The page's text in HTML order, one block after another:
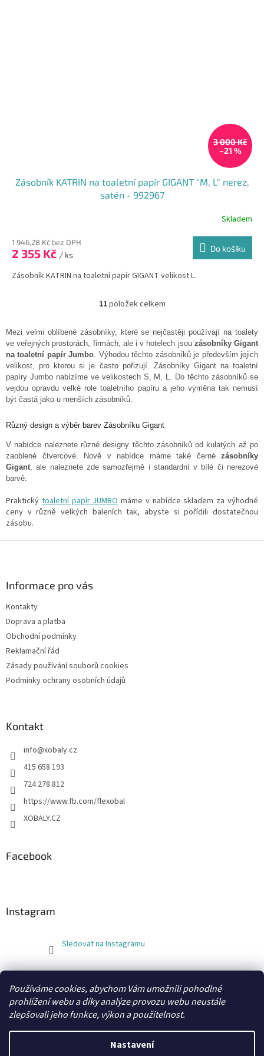
Používáme cookies, abychom Vám umožnili pohodlné
prohlížení webu a díky analýze provozu webu neustále
zlepšovali jeho funkce, výkon a použitelnost.
Nastavení
3 000 Kč
–21 %
Zásobník KATRIN na toaletní papír GIGANT "M, L" nerez,
satén - 992967
Skladem
1 946,28 Kč bez DPH
2 355 Kč / ks
Do košíku
Zásobník KATRIN na toaletní papír GIGANT velikost L.
O
l
á
d
a
c
í
p
v
k
y
v
ý
s
u
11položek celkem
Mezi velmi oblíbené zásobníky, které se nejčastěji používají na toalety
ve veřejných prostorách, firmách, ale i v hotelech jsou zásobníky Gigant
na toaletní papír Jumbo. Výhodou těchto zásobníků je především jejich
velikost, pro kterou si je často pořizují. Zásobníky Gigant na toaletní
papíry Jumbo nabízíme ve velikostech S, M, L. Do těchto zásobníků se
vejdou opravdu velké role toaletního papíru a jeho výměna tak nemusí
být častá jako u menších zásobníků.
Různý design a výběr barev Zásobníku Gigant
V nabídce naleznete různé designy těchto zásobníků od kulatých až po
zaoblené čtvercové. Nově v nabídce máme také černé zásobníky
Gigant , ale naleznete zde samozřejmě i standardní v bílé či nerezové
barvě.
Praktický toaletní papír JUMBO máme v nabídce skladem za výhodné
ceny v různě velkých baleních tak, abyste si pořídili dostatečnou
zásobu.
Informace pro vás
Kontakty
Doprava a platba
Obchodní podmínky
Reklamační řád
Zásady používání souborů cookies
Podmínky ochrany osobních údajů
Kontakt
info@xobaly.cz
415 658 193
724 278 812
https://www.fb.com/flexobal
XOBALY.CZ
Facebook
Instagram
Sledovat na Instagramu